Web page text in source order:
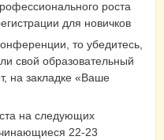
роста
для новичков
то убедитесь,
свой образовательный
на закладке «Ваше
на следующих
22-23